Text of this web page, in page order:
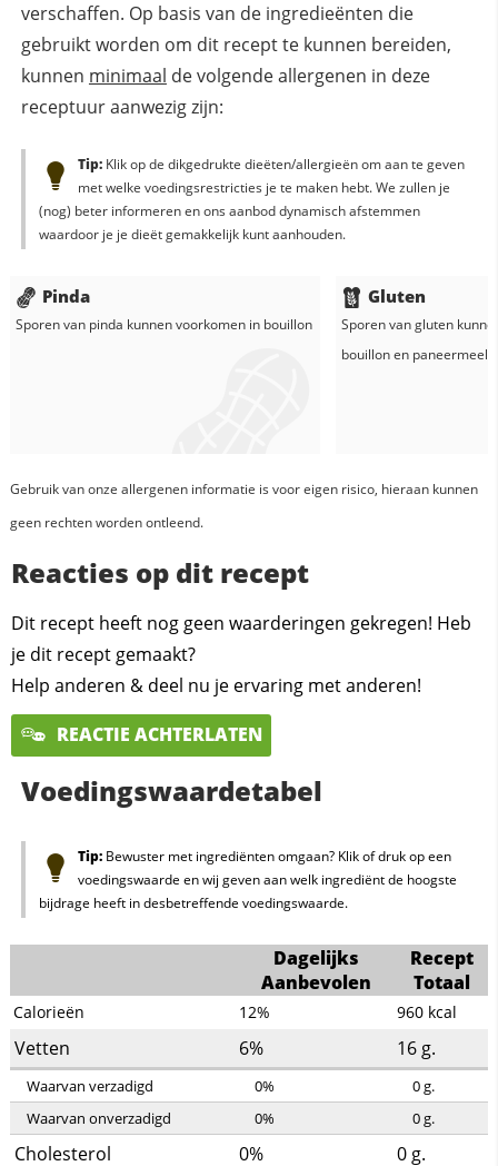
verschaffen. Op basis van de ingredieënten die
gebruikt worden om dit recept te kunnen bereiden,
kunnen minimaal de volgende allergenen in deze
receptuur aanwezig zijn:
Tip:Klik op de dikgedrukte dieëten/allergieën om aan te geven
met welke voedingsrestricties je te maken hebt. We zullen je
(nog) beter informeren en ons aanbod dynamisch afstemmen
waardoor je je dieët gemakkelijk kunt aanhouden.
Pinda
Sporen van pinda kunnen voorkomen in bouillon
Gluten
Sporen van gluten
bouillonen paneermeel
Gebruik van onze allergenen informatie is voor eigen risico, hieraan kunnen
geen rechten worden ontleend.
Reacties op dit recept
Dit recept heeft nog geen waarderingen gekregen! Heb
je dit recept gemaakt?
Help anderen & deel nu je ervaring met anderen!
REACTIE ACHTERLATEN
Voedingswaardetabel
Tip:Bewuster met ingrediënten omgaan? Klik of druk op een
voedingswaarde en wij geven aan welk ingrediënt de hoogste
bijdrage heeft in desbetreffende voedingswaarde.
Dagelijks
Aanbevolen
Recept
Totaal
Calorieën 12% 960 kcal
Vetten 6% 16 g.
Waarvan verzadigd 0% 0g.
Waarvan onverzadigd
0% 0g.
Cholesterol 0% 0 g.